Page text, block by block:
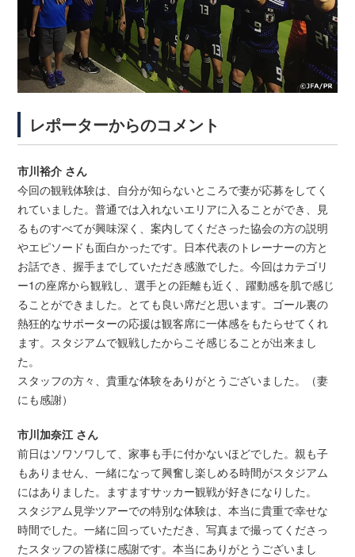
レポーターからのコメント
市川裕介 さん
今回の観戦体験は、自分が知らないところで妻が応募をしてく
れていました。普通では入れないエリアに入ることができ、見
るものすべてが興味深く、案内してくださった協会の方の説明
やエピソードも面白かったです。日本代表のトレーナーの方と
お話でき、握手までしていただき感激でした。今回はカテゴリ
ー1の座席から観戦し、選手との距離も近く、躍動感を肌で感じ
ることができました。とても良い席だと思います。ゴール裏の
熱狂的なサポーターの応援は観客席に一体感をもたらせてくれ
ます。スタジアムで観戦したからこそ感じることが出来まし
た。
スタッフの方々、貴重な体験をありがとうございました。（妻
にも感謝）
市川加奈江 さん
前日はソワソワして、家事も手に付かないほどでした。親も子
もありません、一緒になって興奮し楽しめる時間がスタジアム
にはありました。ますますサッカー観戦が好きになりした。
スタジアム見学ツアーでの特別な体験は、本当に貴重で幸せな
時間でした。一緒に回っていただき、写真まで撮ってくださっ
たスタッフの皆様に感謝です。本当にありがとうございまし